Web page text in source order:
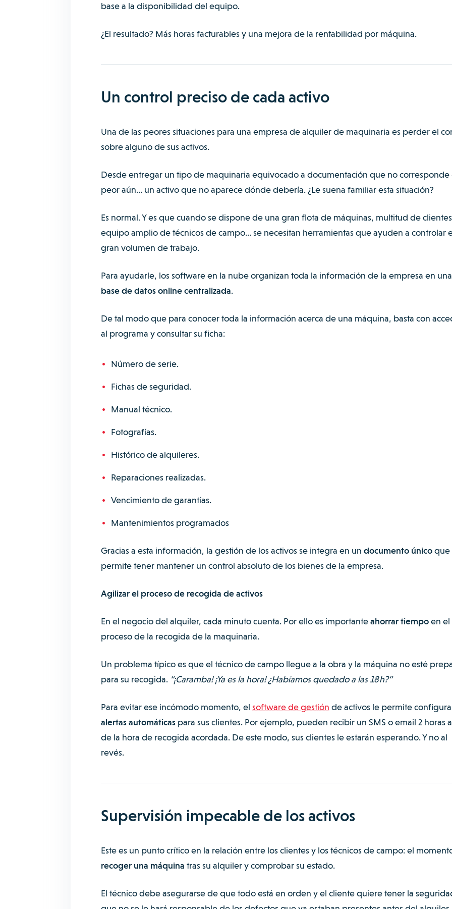
base a la disponibilidad del equipo.
¿El resultado? Más horas facturables y una mejora de la rentabilidad por máquina.
Un control preciso de cada activo
Una de las peores situaciones para una empresa de alquiler de maquinaria es perder el
sobre alguno de sus activos.
Desde entregar un tipo de maquinaria equivocado a documentación que no corresponde
peor aún… un activo que no aparece dónde debería. ¿Le suena familiar esta situación?
Es normal. Y es que cuando se dispone de una gran flota de máquinas, multitud de
equipo amplio de técnicos de campo… se necesitan herramientas que ayuden a controlar
gran volumen de trabajo.
Para ayudarle, los software en la nube organizan toda la información de la empresa en una
base de datos online centralizada.
De tal modo que para conocer toda la información acerca de una máquina, basta con
al programa y consultar su ficha:
Número de serie.
Fichas de seguridad.
Manual técnico.
Fotografías.
Histórico de alquileres.
Reparaciones realizadas.
Vencimiento de garantías.
Mantenimientos programados
Gracias a esta información, la gestión de los activos se integra en un documento únicoque
permite tener mantener un control absoluto de los bienes de la empresa.
Agilizar el proceso de recogida de activos
En el negocio del alquiler, cada minuto cuenta. Por ello es importanteahorrar tiempoen el
proceso de la recogida de la maquinaria.
Un problema típico es que el técnico de campo llegue a la obra y la máquina no esté
para su recogida. “¡Caramba! ¡Ya es la hora! ¿Habíamos quedado a las 18 h?”
Para evitar ese incómodo momento, el software de gestión de activos le permite
alertas automáticaspara sus clientes. Por ejemplo, pueden recibir un SMS o email 2 horas
de la hora de recogida acordada. De este modo, sus clientes le estarán esperando. Y no al
revés.
Supervisión impecable de los activos
Este es un punto crítico en la relación entre los clientes y los técnicos de campo: el
recoger una máquina tras su alquiler y comprobar su estado.
El técnico debe asegurarse de que todo está en orden y el cliente quiere tener la